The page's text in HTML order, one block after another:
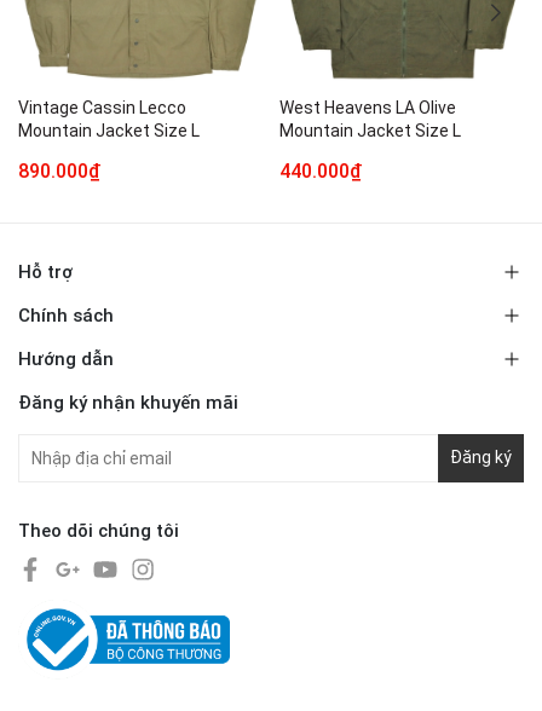
Vintage Cassin Lecco
Mountain Jacket Size L
890.000₫
West Heavens LA Olive
Mountain Jacket Size L
440.000₫
Hỗ trợ
Chính sách
Hướng dẫn
Đăng ký nhận khuyến mãi
Đăng ký
Theo dõi chúng tôi